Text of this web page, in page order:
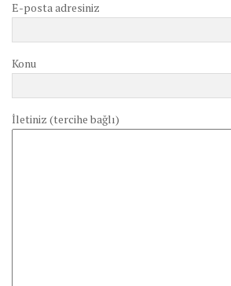
E-posta adresiniz
Konu
İletiniz (tercihe bağlı)